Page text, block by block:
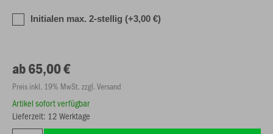
Initialen max. 2-stellig (+3,00 €)
ab 65,00 €
Preis inkl. 19% MwSt. zzgl. Versand
Artikel sofort verfügbar
Lieferzeit: 12 Werktage